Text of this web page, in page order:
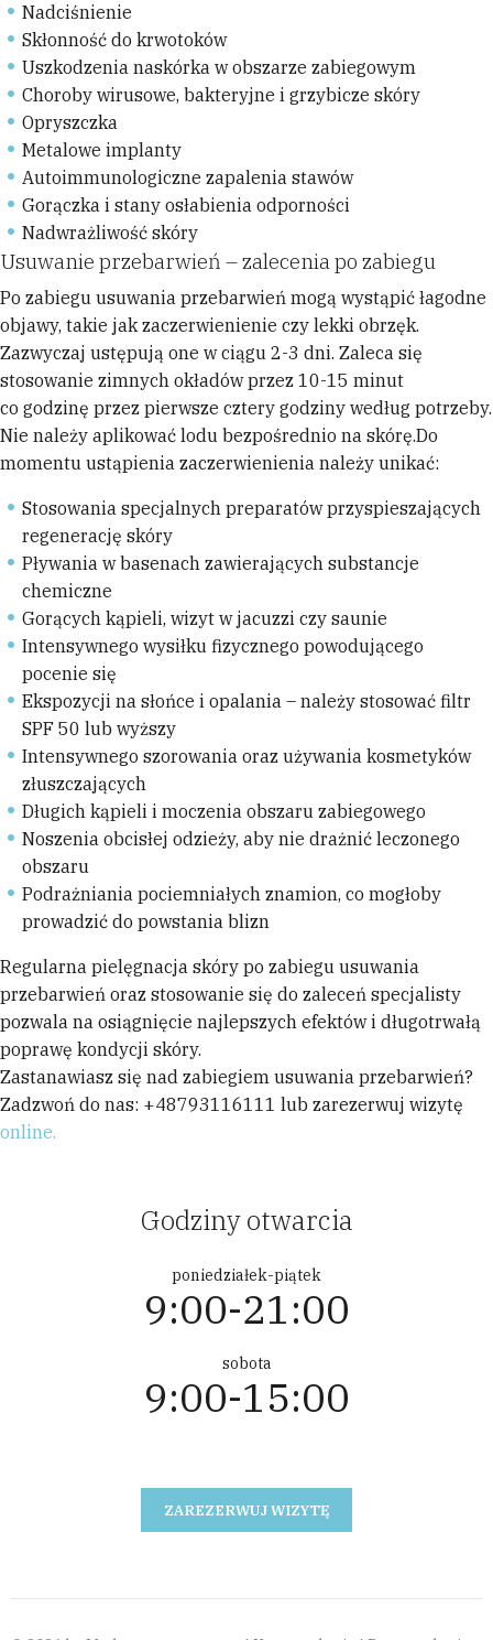
Nadciśnienie
Skłonność do krwotoków
Uszkodzenia naskórka w obszarze zabiegowym
Choroby wirusowe, bakteryjne i grzybicze skóry
Opryszczka
Metalowe implanty
Autoimmunologiczne zapalenia stawów
Gorączka i stany osłabienia odporności
Nadwrażliwość skóry
Usuwanie przebarwień – zalecenia po zabiegu
Po zabiegu usuwania przebarwień mogą wystąpić łagodne
objawy, takie jak zaczerwienienie czy lekki obrzęk.
Zazwyczaj ustępują one w ciągu 2-3 dni. Zaleca się
stosowanie zimnych okładów przez 10-15 minut
co godzinę przez pierwsze cztery godziny według potrzeby.
Nie należy aplikować lodu bezpośrednio na skórę.Do
momentu ustąpienia zaczerwienienia należy unikać:
Stosowania specjalnych preparatów przyspieszających
regenerację skóry
Pływania w basenach zawierających substancje
chemiczne
Gorących kąpieli, wizyt w jacuzzi czy saunie
Intensywnego wysiłku fizycznego powodującego
pocenie się
Ekspozycji na słońce i opalania – należy stosować filtr
SPF 50 lub wyższy
Intensywnego szorowania oraz używania kosmetyków
złuszczających
Długich kąpieli i moczenia obszaru zabiegowego
Noszenia obcisłej odzieży, aby nie drażnić leczonego
obszaru
Podrażniania pociemniałych znamion, co mogłoby
prowadzić do powstania blizn
Regularna pielęgnacja skóry po zabiegu usuwania
przebarwień oraz stosowanie się do zaleceń specjalisty
pozwala na osiągnięcie najlepszych efektów i długotrwałą
poprawę kondycji skóry.
Zastanawiasz się nad zabiegiem usuwania przebarwień?
Zadzwoń do nas: +48793116111 lub zarezerwuj wizytę
online.
Godziny otwarcia
poniedziałek-piątek
9:00-21:00
sobota
9:00-15:00
ZAREZERWUJ WIZYTĘ